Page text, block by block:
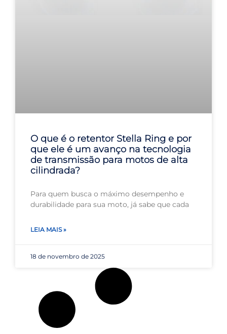
O que é o retentor Stella Ring e por
que ele é um avanço na tecnologia
de transmissão para motos de alta
cilindrada?
Para quem busca o máximo desempenho e
durabilidade para sua moto, já sabe que cada
LEIA MAIS »
18 de novembro de 2025